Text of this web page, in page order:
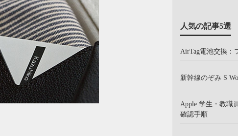
人気の記事5選
AirTag電池交換：
新幹線のぞみ S
Apple 学生・教職
確認手順